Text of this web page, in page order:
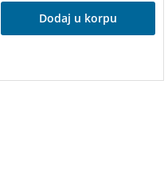
Dodaj u korpu